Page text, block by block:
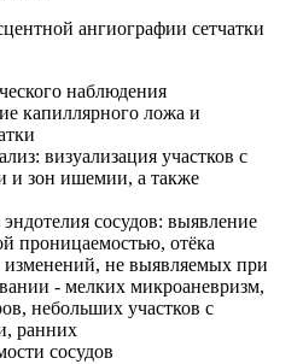
ангиографии сетчатки
наблюдения
капиллярного ложа и
визуализация участков с
и зон ишемии, а также
сосудов: выявление
проницаемостью, отёка
не выявляемых при
- мелких микроаневризм,
небольших участков с
ранних
сосудов